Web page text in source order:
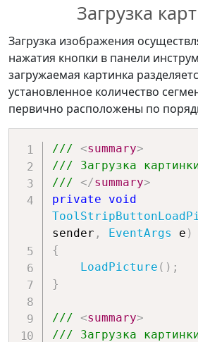
Загрузка
Загрузка изображения
нажатия кнопки в панели
загружаемая картинка
установленное количество
первично расположены по
/// <summary>
/// Загрузка
/// </summary>
private
void
sender , EventArgs e )
{
LoadPicture ( ) ;
}
/// <summary>
/// Загрузка